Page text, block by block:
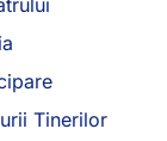
Tinerilor